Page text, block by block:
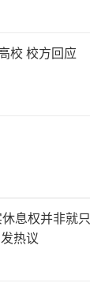
校 校方回应
息权并非就只
热议